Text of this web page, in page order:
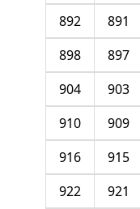
891
892
897
898
903
904
909
910
915
916
921
922